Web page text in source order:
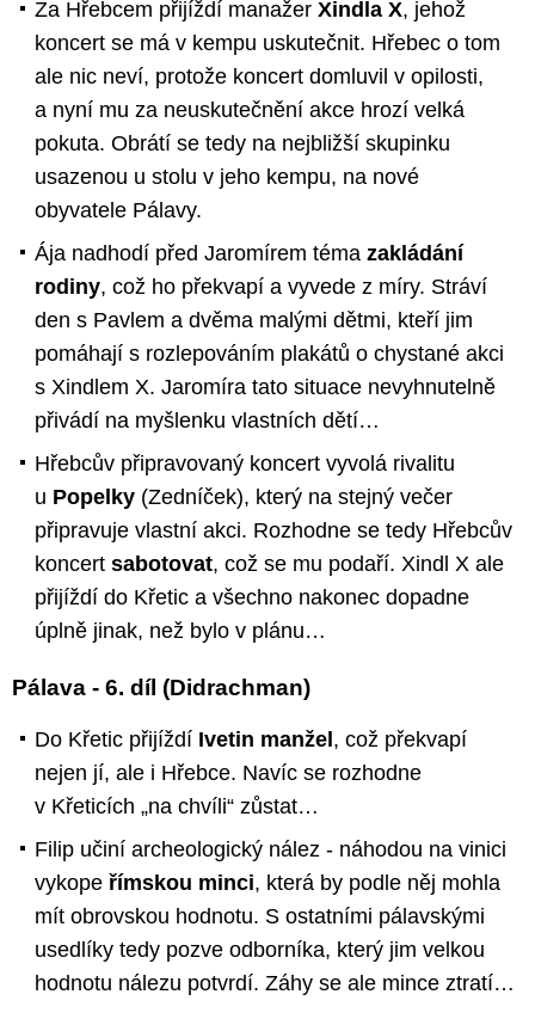
Za Hřebcem přijíždí manažer Xindla X, jehož
koncert se má v kempu uskutečnit. Hřebec o tom
ale nic neví, protože koncert domluvil v opilosti,
a nyní mu za neuskutečnění akce hrozí velká
pokuta. Obrátí se tedy na nejbližší skupinku
usazenou u stolu v jeho kempu, na nové
obyvatele Pálavy.
Ája nadhodí před Jaromírem téma zakládání
rodiny, což ho překvapí a vyvede z míry. Stráví
den s Pavlem a dvěma malými dětmi, kteří jim
pomáhají s rozlepováním plakátů o chystané akci
s Xindlem X. Jaromíra tato situace nevyhnutelně
přivádí na myšlenku vlastních dětí…
Hřebcův připravovaný koncert vyvolá rivalitu
u Popelky (Zedníček), který na stejný večer
připravuje vlastní akci. Rozhodne se tedy Hřebcův
koncert sabotovat, což se mu podaří. Xindl X ale
přijíždí do Křetic a všechno nakonec dopadne
úplně jinak, než bylo v plánu…
Pálava - 6. díl (Didrachman)
Do Křetic přijíždí Ivetin manžel, což překvapí
nejen jí, ale i Hřebce. Navíc se rozhodne
v Křeticích „na chvíli“ zůstat…
Filip učiní archeologický nález - náhodou na vinici
vykope římskou minci, která by podle něj mohla
mít obrovskou hodnotu. S ostatními pálavskými
usedlíky tedy pozve odborníka, který jim velkou
hodnotu nálezu potvrdí. Záhy se ale mince ztratí…